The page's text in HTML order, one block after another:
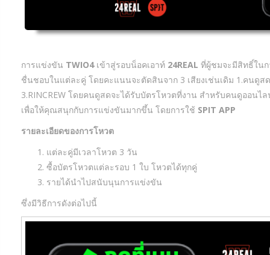
การแข่งขัน TWIO4เข้าสู่รอบน็อคเอาท์ 24REAL ที่ผู้ชมจะมีสิทธิ์ใน
ชื่นชอบในแต่ละคู่ โดยคะแนนจะตัดสินจาก 3 เสียงเช่นเดิม 1.คนดูส
3.RINCREW โดยคนดูสดจะได้รับบัตรโหวตที่งาน สำหรับคนดูออนไ
เพื่อให้คุณสนุกกับการแข่งขันมากขึ้น โดยการใช้ SPIT APP
รายละเอียดของการโหวต
แต่ละคู่มีเวลาโหวต 3 วัน
ซื้อบัตรโหวตแต่ละรอบ 1 ใบ โหวตได้ทุกคู่
รายได้นำไปสนับนุนการแข่งขัน
ซึ่งมีวิธีการดังต่อไปนี้